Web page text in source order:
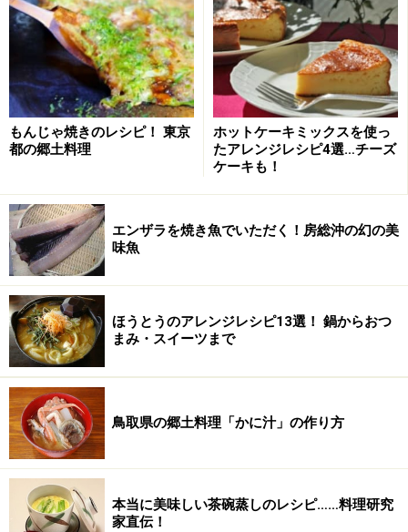
もんじゃ焼きのレシピ！ 東京
都の郷土料理
ホットケーキミックスを使っ
たアレンジレシピ4選…チーズ
ケーキも！
エンザラを焼き魚でいただく！房総沖の幻の美
味魚
ほうとうのアレンジレシピ13選！ 鍋からおつ
まみ・スイーツまで
鳥取県の郷土料理「かに汁」の作り方
本当に美味しい茶碗蒸しのレシピ……料理研究
家直伝！